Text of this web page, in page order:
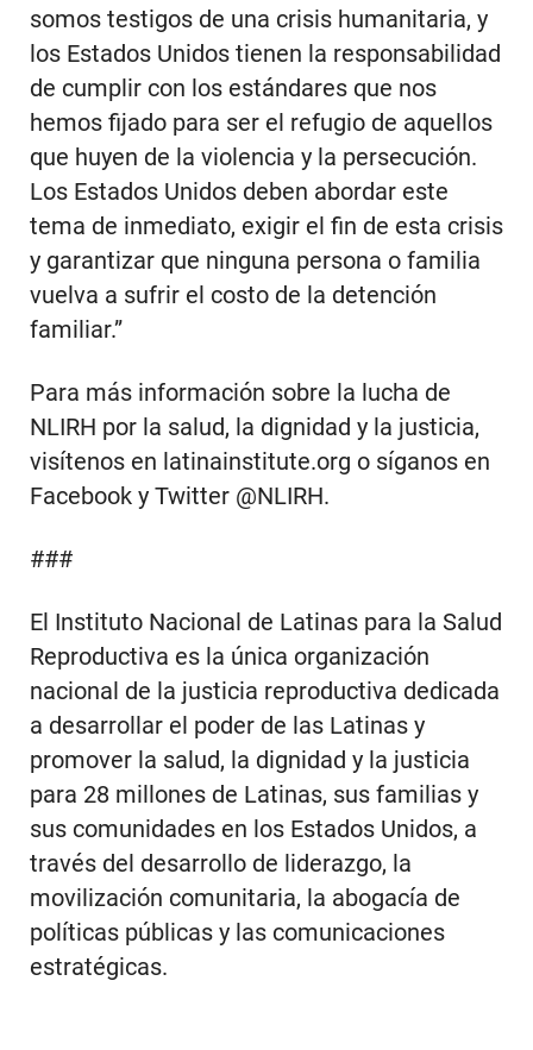
somos testigos de una crisis humanitaria, y
los Estados Unidos tienen la responsabilidad
de cumplir con los estándares que nos
hemos fijado para ser el refugio de aquellos
que huyen de la violencia y la persecución.
Los Estados Unidos deben abordar este
tema de inmediato, exigir el fin de esta crisis
y garantizar que ninguna persona o familia
vuelva a sufrir el costo de la detención
familiar.”
Para más información sobre la lucha de
NLIRH por la salud, la dignidad y la justicia,
visítenos en latinainstitute.org o síganos en
Facebook y Twitter @NLIRH.
###
El Instituto Nacional de Latinas para la Salud
Reproductiva es la única organización
nacional de la justicia reproductiva dedicada
a desarrollar el poder de las Latinas y
promover la salud, la dignidad y la justicia
para 28 millones de Latinas, sus familias y
sus comunidades en los Estados Unidos, a
través del desarrollo de liderazgo, la
movilización comunitaria, la abogacía de
políticas públicas y las comunicaciones
estratégicas.